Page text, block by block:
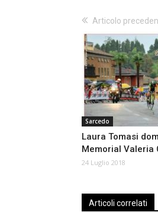
Articolo
Sarcedo
Laura Tomasi
Memorial Valeria
24 Luglio 2018
Articoli correlati